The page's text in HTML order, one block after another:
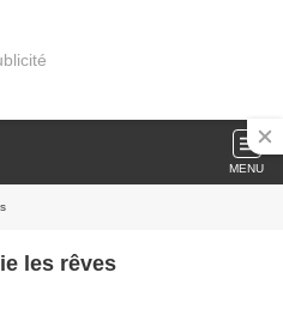
MENU
les rêves